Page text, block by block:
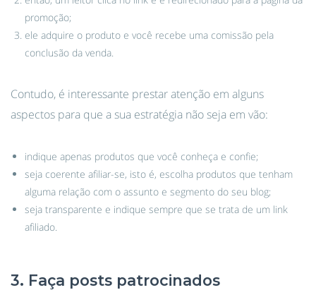
promoção;
ele adquire o produto e você recebe uma comissão pela
conclusão da venda.
Contudo, é interessante prestar atenção em alguns
aspectos para que a sua estratégia não seja em vão:
indique apenas produtos que você conheça e confie;
seja coerente afiliar-se, isto é, escolha produtos que tenham
alguma relação com o assunto e segmento do seu blog;
seja transparente e indique sempre que se trata de um link
afiliado.
3. Faça posts patrocinados